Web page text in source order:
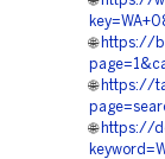
🌐 https://
🌐 https://
🌐 https://